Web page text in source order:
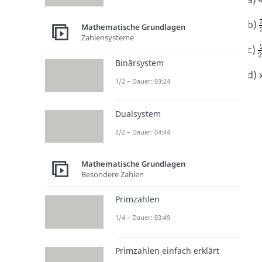
b)
c)
d)
Mathematische Grundlagen
Zahlensysteme
Binärsystem
1/2 – Dauer: 03:24
Dualsystem
2/2 – Dauer: 04:44
Mathematische Grundlagen
Besondere Zahlen
Primzahlen
1/4 – Dauer: 03:49
Primzahlen einfach erklärt